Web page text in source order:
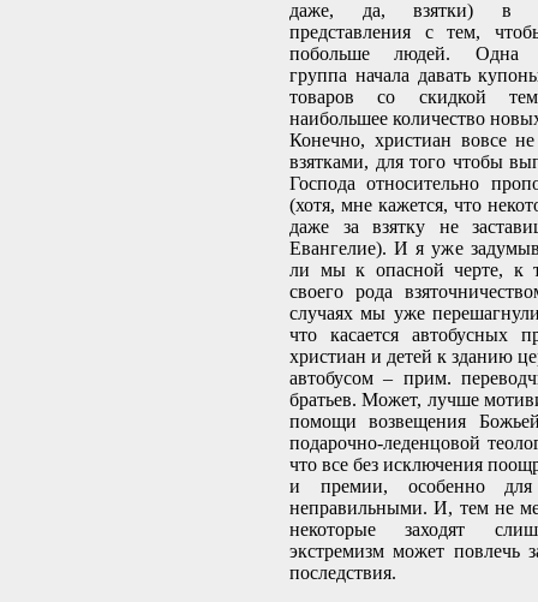
даже, да, взятки) в
представления с тем,
побольше людей. Одна
группа начала давать
товаров со скидкой
наибольшее количество
Конечно, христиан вовсе
взятками, для того чтобы
Господа относительно
(хотя, мне кажется, что
даже за взятку не
Евангелие). И я уже
ли мы к опасной черте, к
своего рода
случаях мы уже
что касается автобусных
христиан и детей к зданию
автобусом – прим.
братьев. Может, лучше
помощи возвещения
подарочно-леденцовой
что все без исключения
и премии, особенно для
неправильными. И, тем не
некоторые заходят
экстремизм может повлечь
последствия.